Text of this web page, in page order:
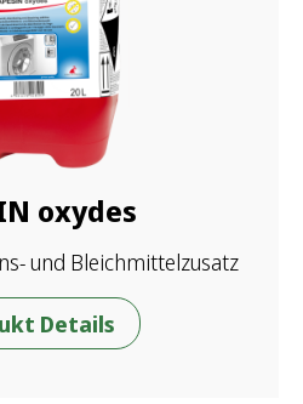
oxydes
und Bleichmittelzusatz
Details